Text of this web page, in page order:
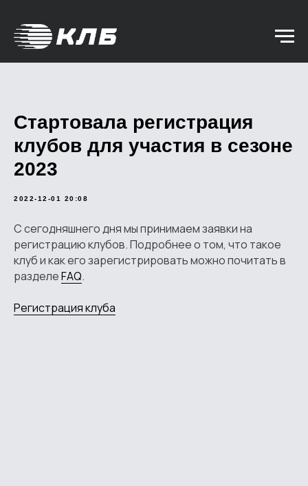
Стартовала регистрация
клубов для участия в сезоне
2023
2022-12-01 20:08
С сегодняшнего дня мы принимаем заявки на
регистрацию клубов. Подробнее о том, что такое
клуб и как его зарегистрировать можно почитать в
разделеFAQ.
Регистрация клуба